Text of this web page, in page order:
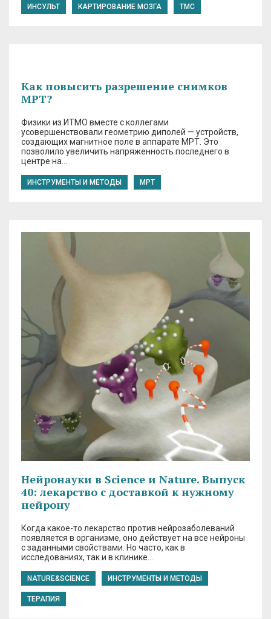
ИНСУЛЬТ КАРТИРОВАНИЕ МОЗГА ТМС
Как повысить разрешение снимков
МРТ?
Физики из ИТМО вместе с коллегами
усовершенствовали геометрию диполей — устройств,
создающих магнитное поле в аппарате МРТ. Это
позволило увеличить напряженность последнего в
центре на…
ИНСТРУМЕНТЫ И МЕТОДЫ МРТ
Нейронауки в Science и Nature. Выпуск
40: лекарство с доставкой к нужному
нейрону
Когда какое-то лекарство против нейрозаболеваний
появляется в организме, оно действует на все нейроны
с заданными свойствами. Но часто, как в
исследованиях, так и в клинике…
NATURE&SCIENCE ИНСТРУМЕНТЫ И МЕТОДЫ
ТЕРАПИЯ